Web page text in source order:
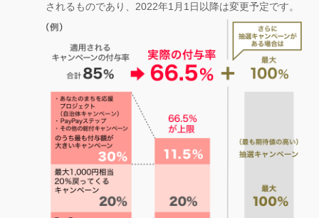
されるものであり、2022年1月1日以降は変更予定です。